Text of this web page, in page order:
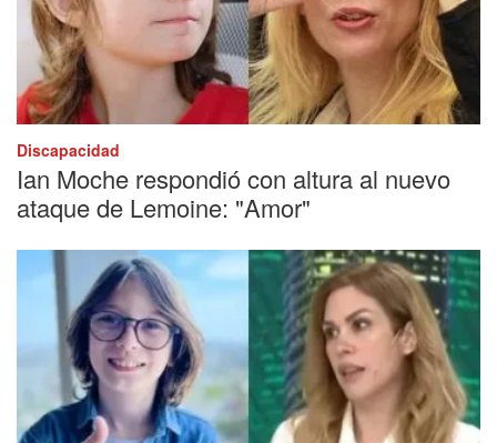
Discapacidad
Ian Moche respondió con altura al nuevo
ataque de Lemoine: "Amor"